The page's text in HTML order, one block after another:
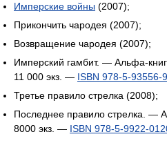
Имперские войны (2007);
Прикончить чародея (2007);
Возвращение чародея (2007);
Имперский гамбит. — Альфа-
11 000 экз. — ISBN 978-5-93556-
Третье правило стрелка (2008);
Последнее правило стрелка. —
8000 экз. — ISBN 978-5-9922-